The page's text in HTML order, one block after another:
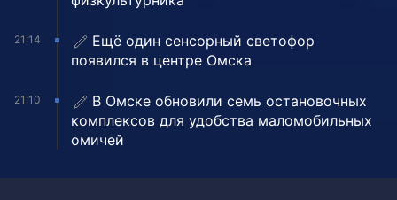
21:14
Ещё один сенсорный светофор
появился в центре Омска
21:10
В Омске обновили семь остановочных
комплексов для удобства маломобильных
омичей